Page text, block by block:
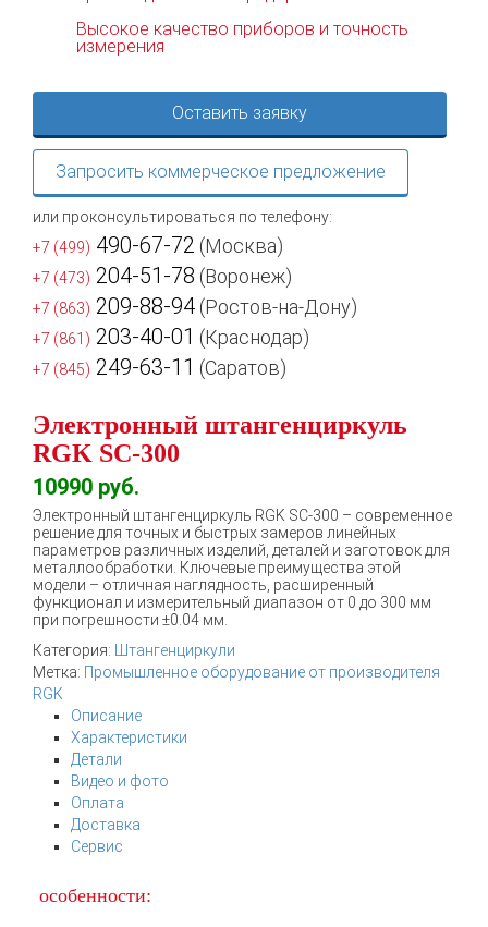
Высокое качество приборов и точность
измерения
Оставить заявку
Запросить коммерческое предложение
или проконсультироваться по телефону:
+7 (499) 490-67-72 (Москва)
+7 (473) 204-51-78 (Воронеж)
+7 (863) 209-88-94 (Ростов-на-Дону)
+7 (861) 203-40-01 (Краснодар)
+7 (845) 249-63-11 (Саратов)
Электронный штангенциркуль
RGK SC-300
10990 руб.
Электронный штангенциркуль RGK SC-300 – современное
решение для точных и быстрых замеров линейных
параметров различных изделий, деталей и заготовок для
металлообработки. Ключевые преимущества этой
модели – отличная наглядность, расширенный
функционал и измерительный диапазон от 0 до 300 мм
при погрешности ±0.04 мм.
Категория:
Штангенциркули
Метка: Промышленное оборудование от производителя
RGK
Описание
Характеристики
Детали
Видео и фото
Оплата
Доставка
Сервис
особенности: